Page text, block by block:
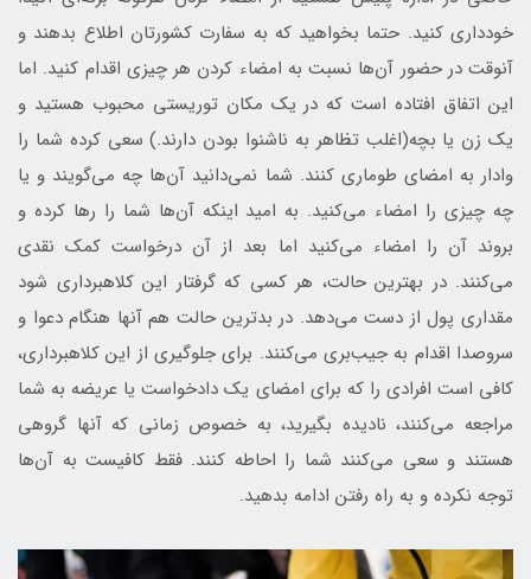
خودداری کنید. حتما بخواهید که به سفارت کشورتان اطلاع بدهند و
آنوقت در حضور آن‌ها نسبت به امضاء کردن هر چیزی اقدام کنید. اما
این اتفاق افتاده است که در یک مکان توریستی محبوب هستید و
یک زن یا بچه(اغلب تظاهر به ناشنوا بودن دارند.) سعی کرده شما را
وادار به امضای طوماری کنند. شما نمی‌دانید آن‌ها چه می‌گویند و یا
چه چیزی را امضاء می‌کنید. به امید اینکه آن‌ها شما را رها کرده و
بروند آن را امضاء می‌کنید اما بعد از آن درخواست کمک نقدی
می‌کنند. در بهترین حالت، هر کسی که گرفتار این کلاهبرداری شود
مقداری پول از دست می‌دهد. در بدترین حالت هم آنها هنگام دعوا و
سروصدا اقدام به جیب‌بری می‌کنند. برای جلوگیری از این کلاهبرداری،
کافی است افرادی را که برای امضای یک دادخواست یا عریضه به شما
مراجعه می‌کنند، نادیده بگیرید، به خصوص زمانی که آنها گروهی
هستند و سعی می‌کنند شما را احاطه کنند. فقط کافیست به آن‌ها
توجه نکرده و به راه رفتن ادامه بدهید.